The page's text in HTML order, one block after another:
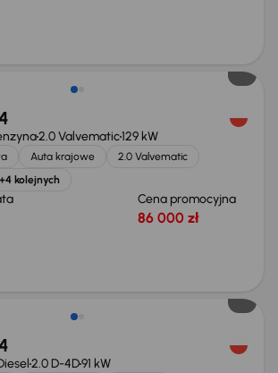
2.0 Valvematic129 kW
Auta krajowe
2.0 Valvematic
+4 kolejnych
Cena promocyjna
86 000 zł
2.0 D-4D91 kW